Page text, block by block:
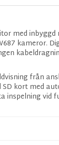
med
kameror.
från
kort med
inspelning vid